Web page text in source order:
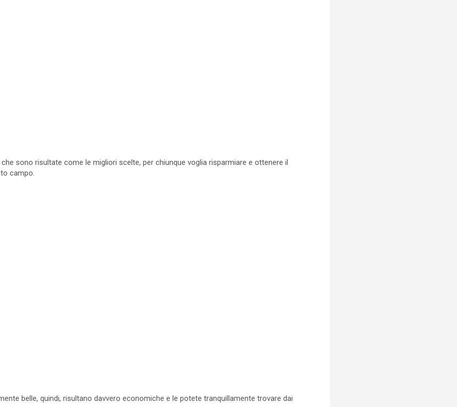
sono risultate come le migliori scelte, per chiunque voglia risparmiare e ottenere il
campo.
belle, quindi, risultano davvero economiche e le potete tranquillamente trovare dai